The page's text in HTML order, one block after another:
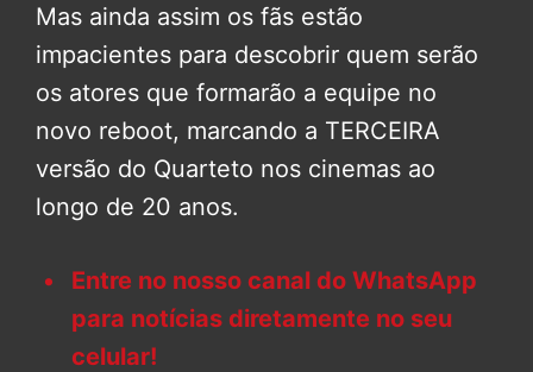
Mas ainda assim os fãs estão
impacientes para descobrir quem serão
os atores que formarão a equipe no
novo reboot, marcando a TERCEIRA
versão do Quarteto nos cinemas ao
longo de 20 anos.
Entre no nosso canal do WhatsApp
para notícias diretamente no seu
celular!